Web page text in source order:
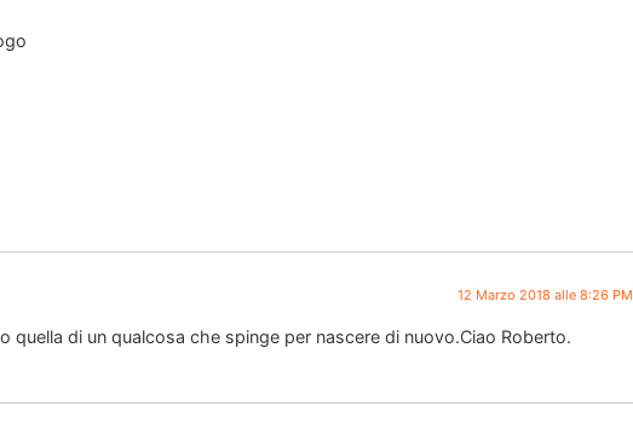
12 Marzo 2018 alle 8:26 PM
quella di un qualcosa che spinge per nascere di nuovo.Ciao Roberto.